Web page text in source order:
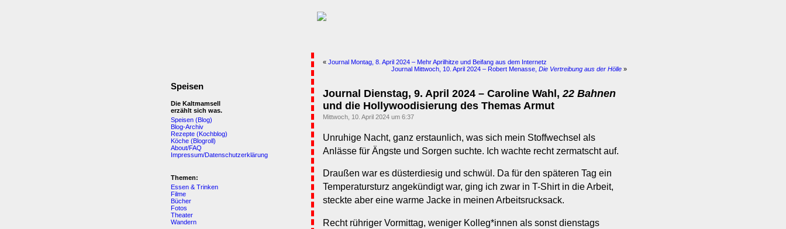
« Journal Montag, 8. April 2024 – Mehr Aprilhitze und Beifang aus dem Internetz
Journal Mittwoch, 10. April 2024 – Robert Menasse, Die Vertreibung aus der Hölle »
Journal Dienstag, 9. April 2024 – Caroline Wahl,22 Bahnen
und die Hollywoodisierung des Themas Armut
Mittwoch, 10. April 2024 um 6:37
Unruhige Nacht, ganz erstaunlich, was sich mein Stoffwechsel als
Anlässe für Ängste und Sorgen suchte. Ich wachte recht zermatscht auf.
Draußen war es düsterdiesig und schwül. Da für den späteren Tag ein
Temperatursturz angekündigt war, ging ich zwar in T-Shirt in die Arbeit,
steckte aber eine warme Jacke in meinen Arbeitsrucksack.
Recht rühriger Vormittag, weniger Kolleg*innen als sonst dienstags
Speisen
Die Kaltmamsell
erzählt sich was.
Speisen (Blog)
Blog-Archiv
Rezepte (Kochblog)
Köche (Blogroll)
About/FAQ
Impressum/Datenschutzerklärung
Themen:
Essen & Trinken
Filme
Bücher
Fotos
Theater
Wandern